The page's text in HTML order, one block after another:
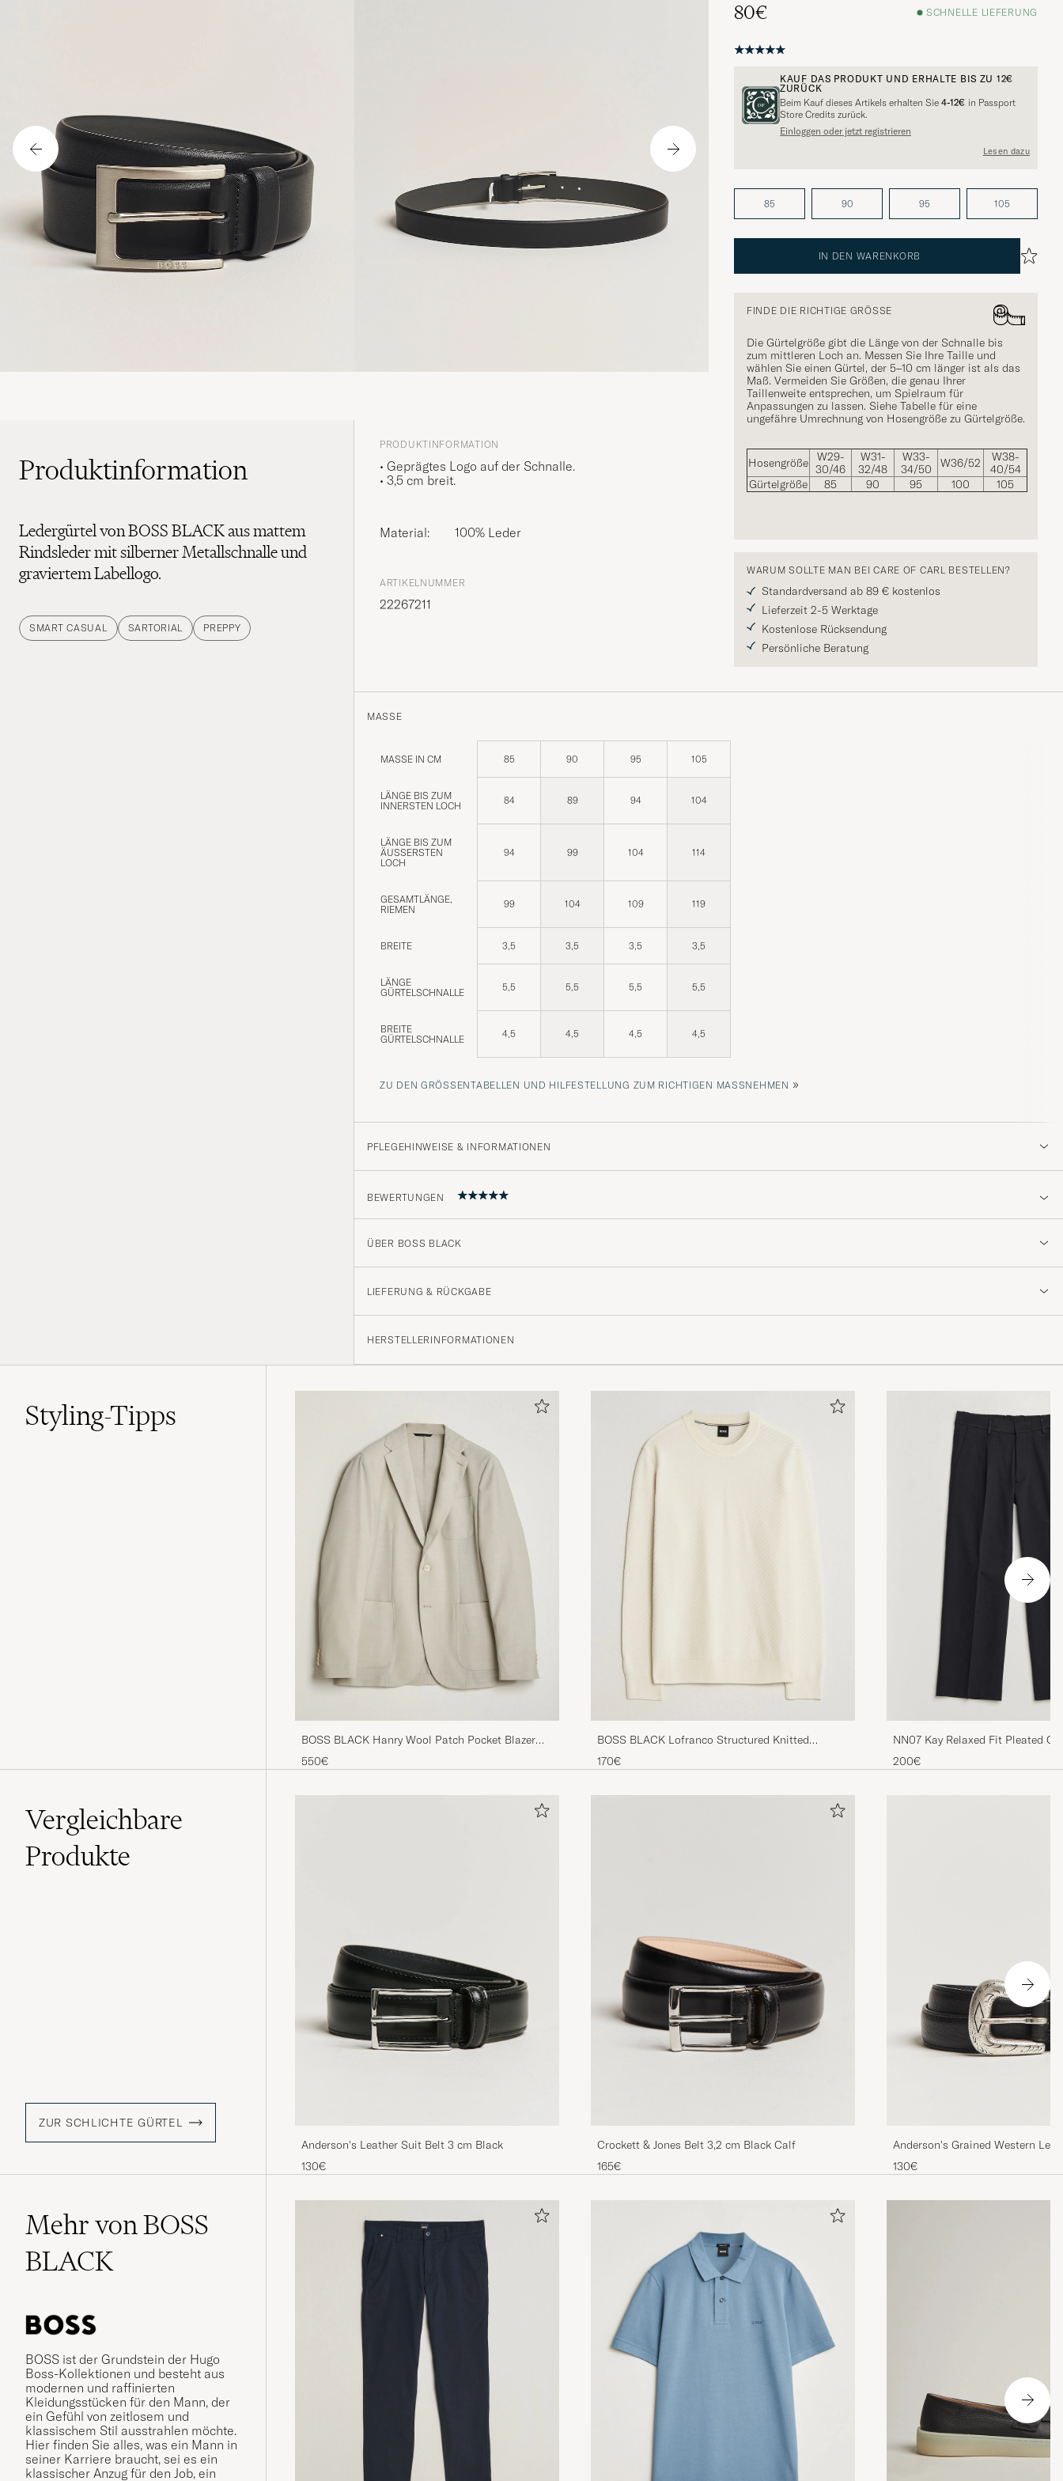
Weitere Alternativen?
80€
SCHNELLE LIEFERUNG
KAUF DAS PRODUKT UND ERHALTE BIS ZU 12€
ZURÜCK
Beim Kauf dieses Artikels erhalten Sie 4-12€ in Passport
Store Credits zurück.
Einloggen oder jetzt registrieren
Lesen dazu
85 90 95 105
IN DEN WARENKORB
FINDE DIE RICHTIGE GRÖSSE
Die Gürtelgröße gibt die Länge von der Schnalle bis
zum mittleren Loch an. Messen Sie Ihre Taille und
wählen Sie einen Gürtel, der 5–10 cm länger ist als das
Maß. Vermeiden Sie Größen, die genau Ihrer
Taillenweite entsprechen, um Spielraum für
Anpassungen zu lassen. Siehe Tabelle für eine
ungefähre Umrechnung von Hosengröße zu Gürtelgröße.
Hosengröße
W29-
30/46
W31-
32/48
W33-
34/50
W36/52
W38-
40/54
Gürtelgröße
85 90 95 100 105
WARUM SOLLTE MAN BEI CARE OF CARL BESTELLEN?
Standardversand ab 89 € kostenlos
Lieferzeit 2-5 Werktage
Kostenlose Rücksendung
Persönliche Beratung
Produktinformation
Ledergürtel von BOSS BLACK aus mattem
Rindsleder mit silberner Metallschnalle und
graviertem Labellogo.
SMART CASUAL SARTORIAL PREPPY
PRODUKTINFORMATION
• Geprägtes Logo auf der Schnalle.
• 3,5 cm breit.
Material: 100% Leder
ARTIKELNUMMER
22267211
MASSE
MASSE IN CM 85 90 95 105
LÄNGE BIS ZUM
INNERSTEN LOCH
84 89 94 104
LÄNGE BIS ZUM
ÄUSSERSTEN L
OCH
94 99 104 114
GESAMTLÄNGE,
RIEMEN
99 104 109 119
BREITE 3,5 3,5 3,5 3,5
LÄNGE
GÜRTELSCHNALLE
5,5 5,5 5,5 5,5
BREITE
GÜRTELSCHNALLE
4,5 4,5 4,5 4,5
ZU DEN GRÖSSENTABELLEN UND HILFESTELLUNG ZUM RICHTIGEN MASSNEHMEN »
PFLEGEHINWEISE & INFORMATIONEN
BEWERTUNGEN
GEKAUFT AM AUF CAREOFCARL.NO
Dere er alltid til å stole på med fantastisk kundeservice. Alt levert i
tide til tross for litt sen bestilling av siste ordre. Tusen takk.
ÜBER BOSS BLACK
LIEFERUNG & RÜCKGABE
HERSTELLERINFORMATIONEN
Styling-Tipps
BOSS BLACK Hanry Wool Patch Pocket Blazer
Light Beige
550€
BOSS BLACK Lofranco Structured Knitted
Sweater Open White
170€
NN07 Kay Relaxed Fit Pleated
Navy Blue
200€
Vergleichbare
Produkte
ZUR SCHLICHTE GÜRTEL
Anderson's Leather Suit Belt 3 cm Black
130€
Crockett & Jones Belt 3,2 cm Black Calf
165€
Anderson's Grained Western
Black
130€
Mehr von BOSS
BLACK
BOSS ist der Grundstein der Hugo
Boss-Kollektionen und besteht aus
modernen und raffinierten
Kleidungsstücken für den Mann, der
ein Gefühl von zeitlosem und
klassischem Stil ausstrahlen möchte.
Hier finden Sie alles, was ein Mann in
seiner Karriere braucht, sei es ein
klassischer Anzug für den Job, ein